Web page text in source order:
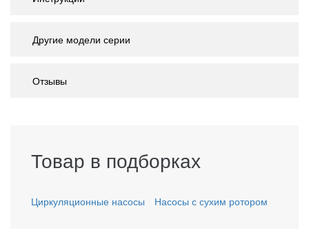
Другие модели серии
Отзывы
Товар в подборках
Циркуляционные насосы Насосы с сухим ротором